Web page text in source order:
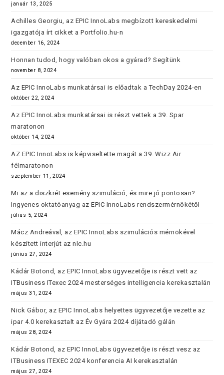
január 13, 2025
Achilles Georgiu, az EPIC InnoLabs megbízott kereskedelmi
igazgatója írt cikket a Portfolio.hu-n
december 16, 2024
Honnan tudod, hogy valóban okos a gyárad? Segítünk
november 8, 2024
Az EPIC InnoLabs munkatársai is előadtak a TechDay 2024-en
október 22, 2024
Az EPIC InnoLabs munkatársai is részt vettek a 39. Spar
maratonon
október 14, 2024
AZ EPIC InnoLabs is képviseltette magát a 39. Wizz Air
félmaratonon
szeptember 11, 2024
Mi az a diszkrét esemény szimuláció, és mire jó pontosan?
Ingyenes oktatóanyag az EPIC InnoLabs rendszermérnökétől
július 5, 2024
Mácz Andreával, az EPIC InnoLabs szimulációs mérnökével
készített interjút az nlc.hu
június 27, 2024
Kádár Botond, az EPIC InnoLabs ügyvezetője is részt vett az
ITBusiness ITexec 2024 mesterséges intelligencia kerekasztalán
május 31, 2024
Nick Gábor, az EPIC InnoLabs helyettes ügyvezetője vezette az
ipar 4.0 kerekasztalt az Év Gyára 2024 díjátadó gálán
május 28, 2024
Kádár Botond, az EPIC InnoLabs ügyvezetője is részt vesz az
ITBusiness ITEXEC 2024 konferencia AI kerekasztalán
május 27, 2024